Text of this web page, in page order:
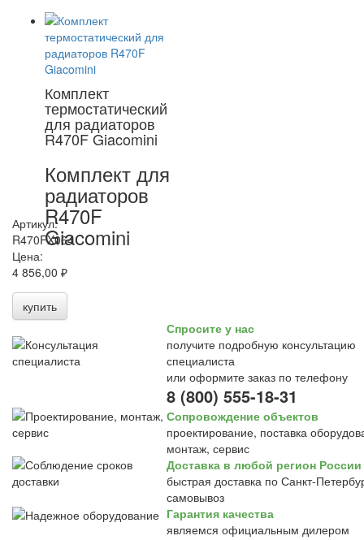
Комплект
термостатический
для радиаторов
R470F Giacomini
Комплект для
радиаторов
R470F
Giacomini
Артикул:
R470FX064
Цена:
4 856,00 ₽
купить
Спросите у нас
получите подробную консультацию
специалиста
или оформите заказ по телефону
8 (800) 555-18-31
Сопровождение объектов
проектирование, поставка
монтаж, сервис
Доставка в любой регион России
быстрая доставка по Санкт-
самовывоз
Гарантия качества
являемся официальным дилером